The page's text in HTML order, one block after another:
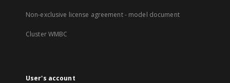
Non-exclusive license agreement - model document
Cluster WMBC
User's account